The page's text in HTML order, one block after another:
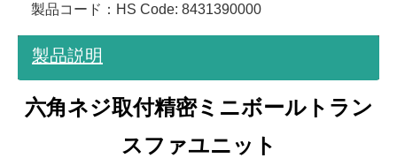
製品コード： HS Code: 8431390000
製品説明
六角ネジ取付精密ミニボールトラン
スファユニット